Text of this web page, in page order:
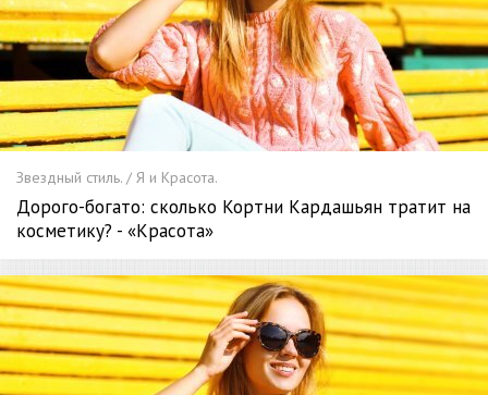
Звездный стиль. / Я и Красота.
Дорого-богато: сколько Кортни Кардашьян тратит на
косметику? - «Красота»